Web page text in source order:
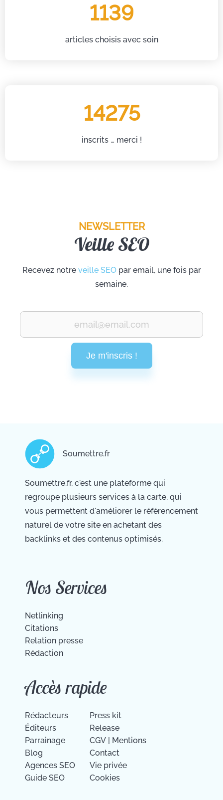
1139
articles choisis avec soin
14275
inscrits … merci !
NEWSLETTER
Veille SEO
Recevez notre veille SEOpar email, une fois par
semaine.
Je m'inscris !
Soumettre.fr
Soumettre.fr, c'est une plateforme qui
regroupe plusieurs services à la carte, qui
vous permettent d'améliorer le référencement
naturel de votre site en achetant des
backlinks et des contenus optimisés.
Nos Services
Netlinking
Citations
Relation presse
Rédaction
Accès rapide
Rédacteurs
Éditeurs
Parrainage
Blog
Agences SEO
Guide SEO
Press kit
Release
CGV | Mentions
Contact
Vie privée
Cookies